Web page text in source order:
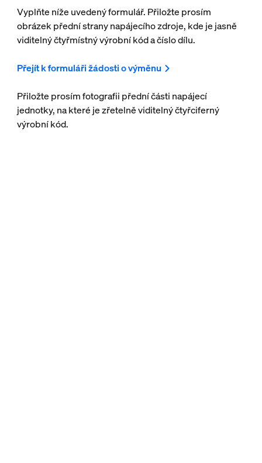
Vyplňte níže uvedený formulář. Přiložte prosím
obrázek přední strany napájecího zdroje, kde je jasně
viditelný čtyřmístný výrobní kód a číslo dílu.
Přejít k formuláři žádosti o výměnu
Přiložte prosím fotografii přední části napájecí
jednotky, na které je zřetelně viditelný čtyřciferný
výrobní kód.